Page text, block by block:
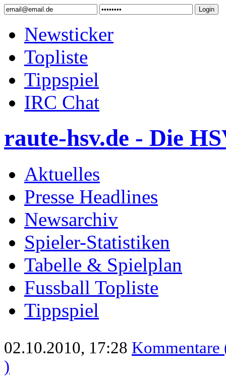
Newsticker
Topliste
Tippspiel
IRC Chat
raute-hsv.de - Die
Aktuelles
Presse Headlines
Newsarchiv
Spieler-Statistiken
Tabelle & Spielplan
Fussball Topliste
Tippspiel
02.10.2010, 17:28 Kommentare
)